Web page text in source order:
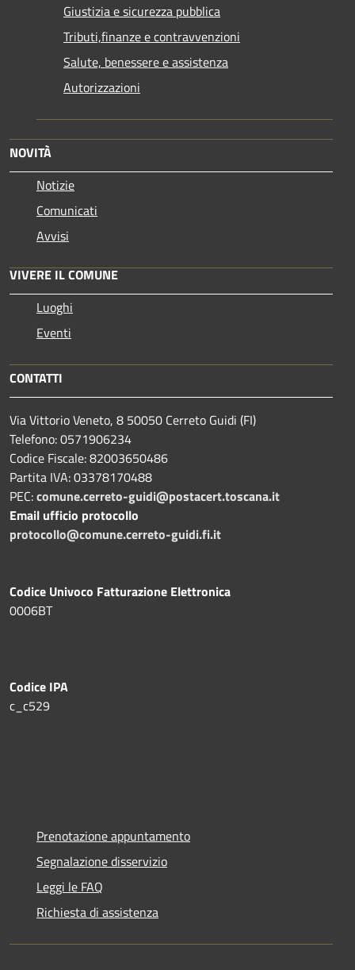
Giustizia e sicurezza pubblica
Tributi,finanze e contravvenzioni
Salute, benessere e assistenza
Autorizzazioni
NOVITÀ
Notizie
Comunicati
Avvisi
VIVERE IL COMUNE
Luoghi
Eventi
CONTATTI
Via Vittorio Veneto, 8 50050 Cerreto Guidi (FI)
Telefono: 0571906234
Codice Fiscale: 82003650486
Partita IVA: 03378170488
PEC:comune.cerreto-guidi@postacert.toscana.it
Email ufficio protocollo
protocollo@comune.cerreto-guidi.fi.it
Codice Univoco Fatturazione Elettronica
0006BT
Codice IPA
c_c529
Prenotazione appuntamento
Segnalazione disservizio
Leggi le FAQ
Richiesta di assistenza